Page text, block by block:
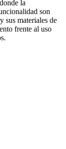
la
son
sus materiales de
frente al uso